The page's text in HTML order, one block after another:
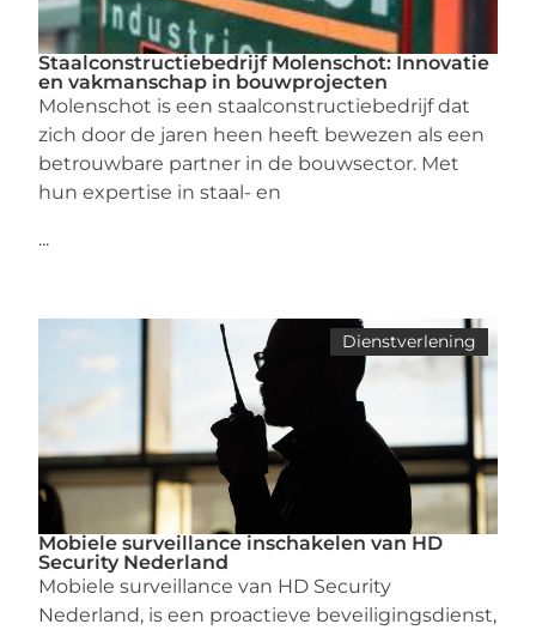
Staalconstructiebedrijf Molenschot: Innovatie
en vakmanschap in bouwprojecten
Molenschot is een staalconstructiebedrijf dat
zich door de jaren heen heeft bewezen als een
betrouwbare partner in de bouwsector. Met
hun expertise in staal- en
...
Dienstverlening
Mobiele surveillance inschakelen van HD
Security Nederland
Mobiele surveillance van HD Security
Nederland, is een proactieve beveiligingsdienst,